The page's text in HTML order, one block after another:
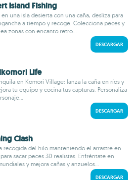
Island Fishing
una isla desierta con una caña, desliza para
a tiempo y recoge. Colecciona peces y
zonas con encanto retro...
DESCARGAR
Life
en Komori Village: lanza la caña en ríos y
tu equipo y cocina tus capturas. Personaliza
DESCARGAR
Clash
recogida del hilo manteniendo el arrastre en
sacar peces 3D realistas. Enfréntate en
y mejora cañas y anzuelos...
DESCARGAR